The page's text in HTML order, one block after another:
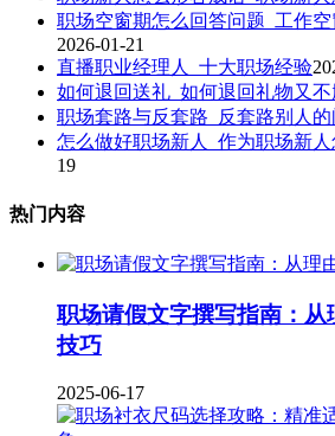
职场空窗期怎么回答问题_工作
2026-01-21
直播职业经理人_十大职场经验
如何退回送礼_如何退回礼物又
职场套路与反套路_反套路别人的
怎么做好职场新人_作为职场新
19
热门内容
职场请假文字撰写指南：从
技巧
2025-06-17